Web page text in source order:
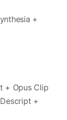
+
+ Opus Clip
+